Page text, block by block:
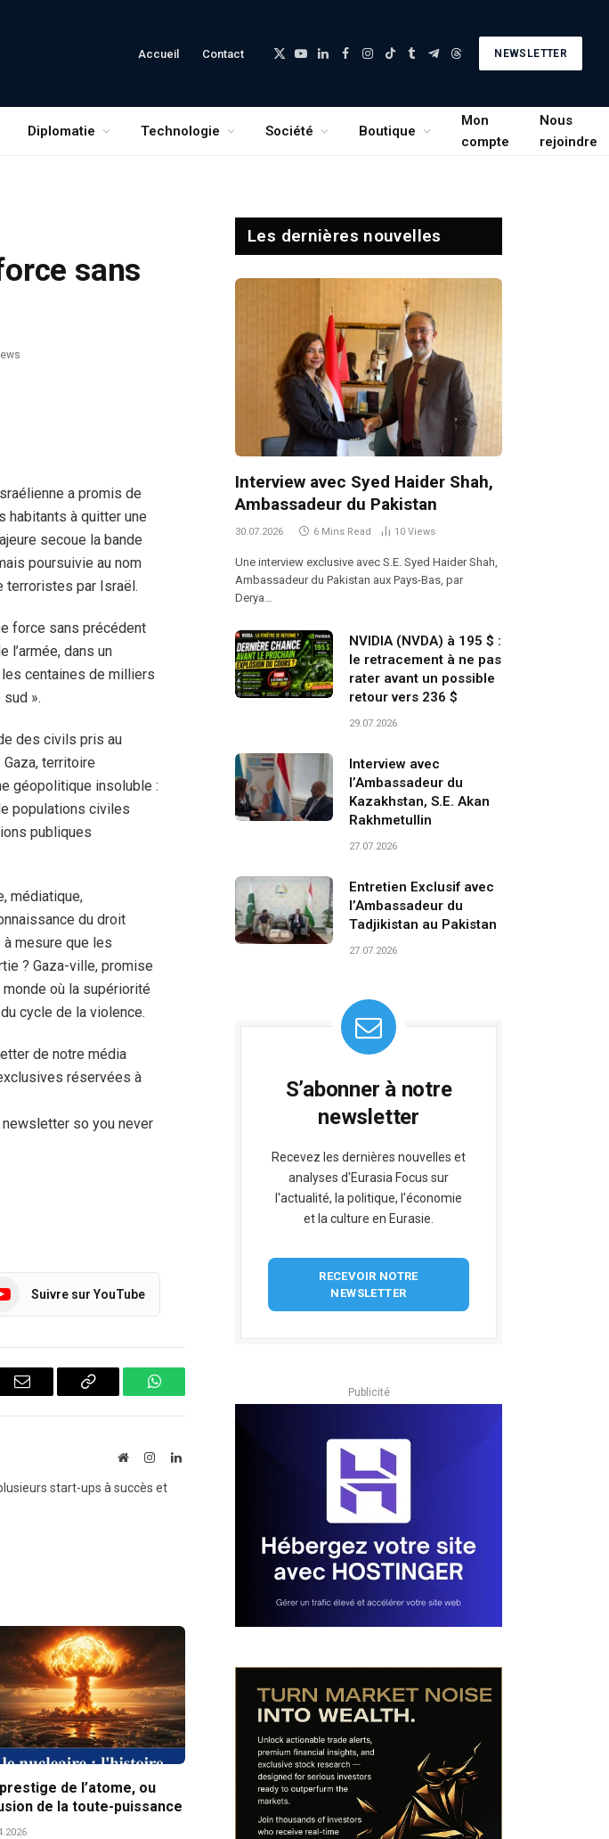
Accueil Contact
X
YouTube
LinkedInFacebook
Instagram
TikTokTumblrTelegramThreads
NEWSLETTER
Diplomatie Technologie Société Boutique
Mon
compte
Nous
rejoindre
sans
a promis de
habitants à quitter une
secoue la bande
poursuivie au nom
terroristes par Israël.
force sans précédent
l’armée, dans un
centaines de milliers
».
des civils pris au
territoire
géopolitique insoluble :
populations civiles
publiques
médiatique,
du droit
à mesure que les
? Gaza-ville, promise
monde où la supériorité
cycle de la violence.
de notre média
réservées à
so you never
Suivre sur YouTube
Email
Copy
WhatsApp
WebsiteInstagramLinkedIn
start-ups à succès et
de l’atome, ou
de la toute-puissance
Les dernières nouvelles
Interview avec Syed Haider Shah,
Ambassadeur du Pakistan
30.07.2026 6 Mins Read 10 Views
Une interview exclusive avec S.E. Syed Haider Shah,
Ambassadeur du Pakistan aux Pays-Bas, par
Derya…
NVIDIA (NVDA) à 195 $ :
le retracement à ne pas
rater avant un possible
retour vers 236 $
29.07.2026
Interview avec
l’Ambassadeur du
Kazakhstan, S.E. Akan
Rakhmetullin
27.07.2026
Entretien Exclusif avec
l’Ambassadeur du
Tadjikistan au Pakistan
27.07.2026
S’abonner à notre
newsletter
Recevez les dernières nouvelles et
analyses d'Eurasia Focus sur
l'actualité, la politique, l'économie
et la culture en Eurasie.
RECEVOIR NOTRE
NEWSLETTER
Publicité